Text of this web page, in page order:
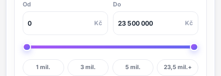
Od
Kč
Do
Kč
1 mil. 3 mil. 5 mil. 23,5 mil.+